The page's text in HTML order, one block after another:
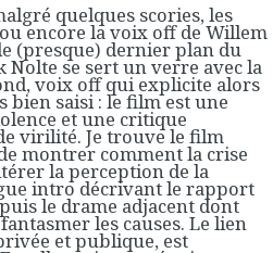
quelques scories, les
encore la voix off de Willem
(presque) dernier plan du
se sert un verre avec la
voix off qui explicite alors
bien saisi : le film est une
et une critique
virilité. Je trouve le film
montrer comment la crise
la perception de la
intro décrivant le rapport
le drame adjacent dont
les causes. Le lien
et publique, est